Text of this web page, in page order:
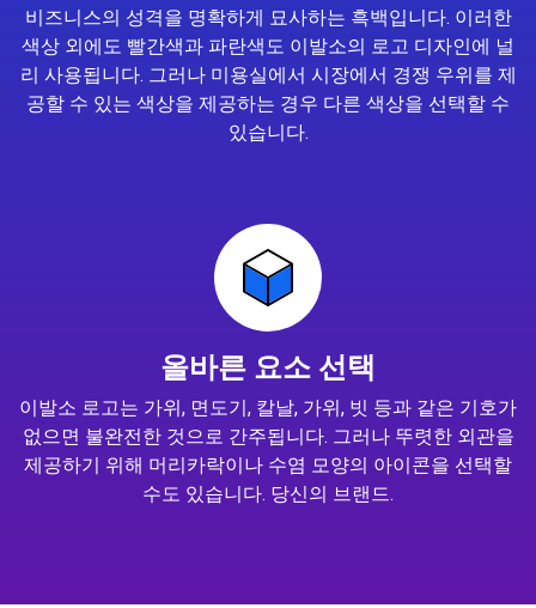
비즈니스의 성격을 명확하게 묘사하는 흑백입니다. 이러한
색상 외에도 빨간색과 파란색도 이발소의 로고 디자인에 널
리 사용됩니다. 그러나 미용실에서 시장에서 경쟁 우위를 제
공할 수 있는 색상을 제공하는 경우 다른 색상을 선택할 수
있습니다.
올바른 요소 선택
이발소 로고는 가위, 면도기, 칼날, 가위, 빗 등과 같은 기호가
없으면 불완전한 것으로 간주됩니다. 그러나 뚜렷한 외관을
제공하기 위해 머리카락이나 수염 모양의 아이콘을 선택할
수도 있습니다. 당신의 브랜드.